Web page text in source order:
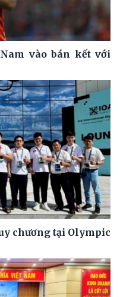
vào bán kết với
chương tại Olympic